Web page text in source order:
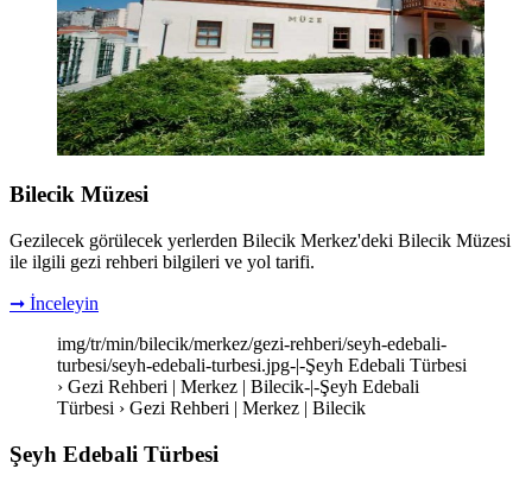
Bilecik Müzesi
Gezilecek görülecek yerlerden Bilecik Merkez'deki Bilecik Müzesi
ile ilgili gezi rehberi bilgileri ve yol tarifi.
➞ İnceleyin
img/tr/min/bilecik/merkez/gezi-rehberi/seyh-edebali-
turbesi/seyh-edebali-turbesi.jpg-|-Şeyh Edebali Türbesi
› Gezi Rehberi | Merkez | Bilecik-|-Şeyh Edebali
Türbesi › Gezi Rehberi | Merkez | Bilecik
Şeyh Edebali Türbesi